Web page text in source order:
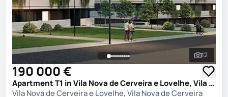
See all
12
190 000 €
Apartment T1 in Vila Nova de Cerveira e Lovelhe, Vila Nova de Cerveira
Vila Nova de Cerveira e Lovelhe, Vila Nova de Cerveira